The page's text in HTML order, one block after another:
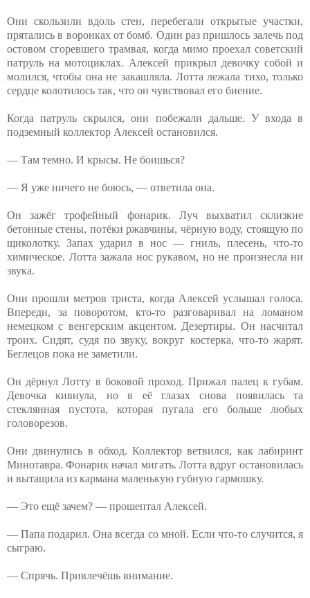
Они скользили вдоль стен, перебегали открытые участки,
прятались в воронках от бомб. Один раз пришлось залечь под
остовом сгоревшего трамвая, когда мимо проехал советский
патруль на мотоциклах. Алексей прикрыл девочку собой и
молился, чтобы она не закашляла. Лотта лежала тихо, только
сердце колотилось так, что он чувствовал его биение.
Когда патруль скрылся, они побежали дальше. У входа в
подземный коллектор Алексей остановился.
— Там темно. И крысы. Не боишься?
— Я уже ничего не боюсь, — ответила она.
Он зажёг трофейный фонарик. Луч выхватил склизкие
бетонные стены, потёки ржавчины, чёрную воду, стоящую по
щиколотку. Запах ударил в нос — гниль, плесень, что-то
химическое. Лотта зажала нос рукавом, но не произнесла ни
звука.
Они прошли метров триста, когда Алексей услышал голоса.
Впереди, за поворотом, кто-то разговаривал на ломаном
немецком с венгерским акцентом. Дезертиры. Он насчитал
троих. Сидят, судя по звуку, вокруг костерка, что-то жарят.
Беглецов пока не заметили.
Он дёрнул Лотту в боковой проход. Прижал палец к губам.
Девочка кивнула, но в её глазах снова появилась та
стеклянная пустота, которая пугала его больше любых
головорезов.
Они двинулись в обход. Коллектор ветвился, как лабиринт
Минотавра. Фонарик начал мигать. Лотта вдруг остановилась
и вытащила из кармана маленькую губную гармошку.
— Это ещё зачем? — прошептал Алексей.
— Папа подарил. Она всегда со мной. Если что-то случится, я
сыграю.
— Спрячь. Привлечёшь внимание.